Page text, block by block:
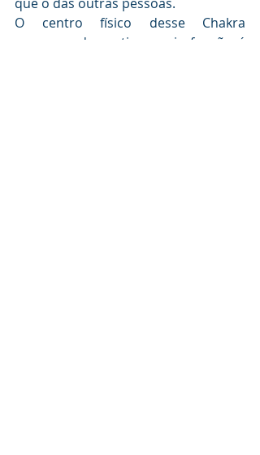
O centro físico desse Chakra
corresponde ao timo, cuja função é